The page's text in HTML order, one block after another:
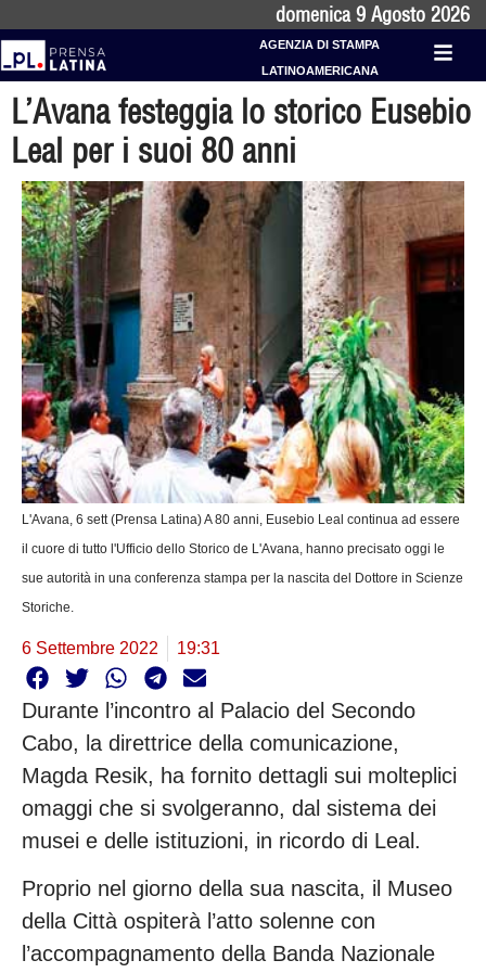
domenica 9 Agosto 2026
AGENZIA DI STAMPA
LATINOAMERICANA
L’Avana festeggia lo storico Eusebio
Leal per i suoi 80 anni
L'Avana, 6 sett (Prensa Latina) A 80 anni, Eusebio Leal continua ad essere
il cuore di tutto l'Ufficio dello Storico de L'Avana, hanno precisato oggi le
sue autorità in una conferenza stampa per la nascita del Dottore in Scienze
Storiche.
6 Settembre 2022 19:31
Durante l’incontro al Palacio del Secondo
Cabo, la direttrice della comunicazione,
Magda Resik, ha fornito dettagli sui molteplici
omaggi che si svolgeranno, dal sistema dei
musei e delle istituzioni, in ricordo di Leal.
Proprio nel giorno della sua nascita, il Museo
della Città ospiterà l’atto solenne con
l’accompagnamento della Banda Nazionale